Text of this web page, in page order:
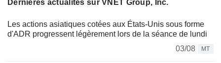
Dernières actualités sur VNET Group, Inc.
Les actions asiatiques cotées aux États-Unis sous forme
d'ADR progressent légèrement lors de la séance de lundi
03/08
MT